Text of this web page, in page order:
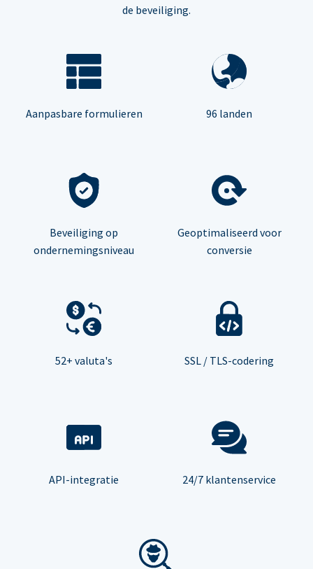
de beveiliging.
Aanpasbare formulieren 96 landen
Beveiliging op
ondernemingsniveau
Geoptimaliseerd voor
conversie
52+ valuta's SSL / TLS-codering
API-integratie 24/7 klantenservice